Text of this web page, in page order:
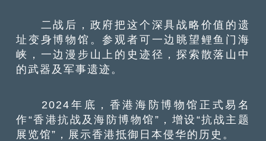
二战后，政府把这个深具战略价值的遗
址变身博物馆。参观者可一边眺望鲤鱼门海
峡，一边漫步山上的史迹径，探索散落山中
的武器及军事遗迹。
2024年底，香港海防博物馆正式易名
作“香港抗战及海防博物馆”，增设“抗战主题
展览馆”，展示香港抵御日本侵华的历史。